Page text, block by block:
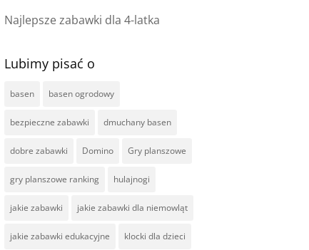
Najlepsze zabawki dla 4-latka
Lubimy pisać o
basen basen ogrodowy
bezpieczne zabawki dmuchany basen
dobre zabawki Domino Gry planszowe
gry planszowe ranking hulajnogi
jakie zabawki jakie zabawki dla niemowląt
jakie zabawki edukacyjne klocki dla dzieci